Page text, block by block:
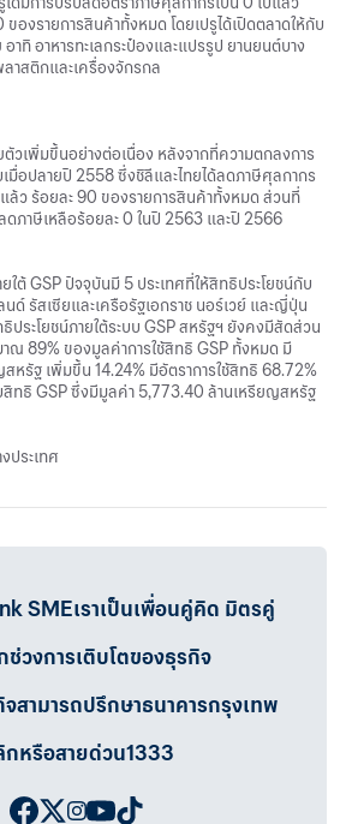
องรายการสินค้าทั้งหมด โดยเปรูได้เปิดตลาดให้กับ
ทิ อาหารทะเลกระป๋องและแปรรูป ยานยนต์บาง
าสติกและเครื่องจักรกล
วเพิ่มขึ้นอย่างต่อเนื่อง หลังจากที่ความตกลงการ
มื่อปลายปี 2558 ซึ่งชิลีและไทยได้ลดภาษีศุลกากร
แล้ว ร้อยละ 90 ของรายการสินค้าทั้งหมด ส่วนที่
ดภาษีเหลือร้อยละ 0 ในปี 2563 และปี 2566
ใต้ GSP ปัจจุบันมี 5 ประเทศที่ให้สิทธิประโยชน์กับ
ด์ รัสเซียและเครือรัฐเอกราช นอร์เวย์ และญี่ปุ่น
ธิประโยชน์ภายใต้ระบบ GSP สหรัฐฯ ยังคงมีสัดส่วน
ณ 89% ของมูลค่าการใช้สิทธิ GSP ทั้งหมด มี
หรัฐ เพิ่มขึ้น 14.24% มีอัตราการใช้สิทธิ 68.72%
ทธิ GSP ซึ่งมีมูลค่า 5,773.40 ล้านเหรียญสหรัฐ
ประเทศ
SMEเราเป็นเพื่อนคู่คิด มิตรคู่
ช่วงการเติบโตของธุรกิจ
สามารถปรึกษาธนาคารกรุงเทพ
กหรือสายด่วน1333